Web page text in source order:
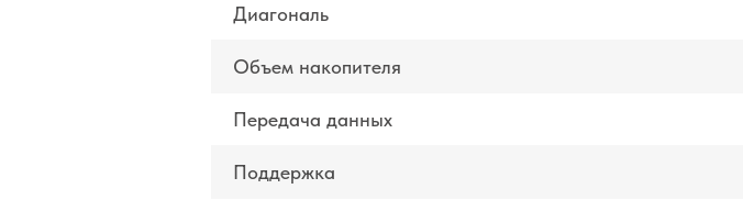
Диагональ
Объем накопителя
Передача данных
Поддержка